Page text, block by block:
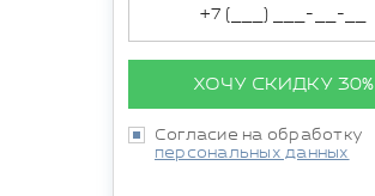
ХОЧУ СКИДКУ 30%
Согласие на обработку
персональных данных